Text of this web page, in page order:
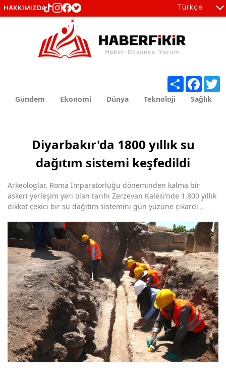
Gündem Ekonomi Dünya Teknoloji Sağlık
Diyarbakır'da 1800 yıllık su
dağıtım sistemi keşfedildi
Arkeologlar, Roma İmparatorluğu döneminden kalma bir
askeri yerleşim yeri olan tarihi Zerzevan Kalesi’nde 1.800 yıllık
dikkat çekici bir su dağıtım sistemini gün yüzüne çıkardı .
Share
Türkçe
en
HAKKIMIZDA